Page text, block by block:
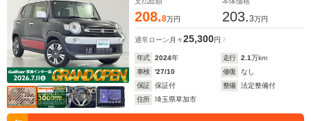
208.8万円 203.3万円
通常ローン 月々25,300円
年式 2024年 走行 2.1万km
車検
'27/10 修復
なし
保証
保証付 整備
法定整備付
住所
埼玉県草加市